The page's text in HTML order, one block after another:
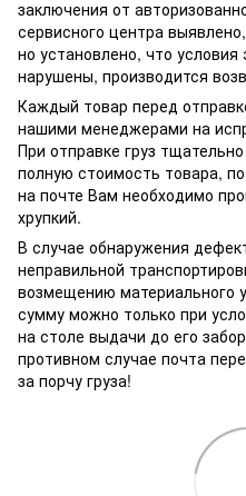
заключения от
сервисного центра
но установлено, что
нарушены, производится
Каждый товар перед
нашими менеджерами на
При отправке груз
полную стоимость товара,
на почте Вам необходимо
хрупкий.
В случае обнаружения
неправильной
возмещению материального
сумму можно только при
на столе выдачи до его
противном случае почта
за порчу груза!